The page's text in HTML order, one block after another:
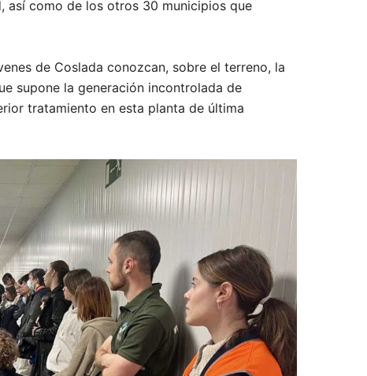
así como de los otros 30 municipios que
de Coslada conozcan, sobre el terreno, la
supone la generación incontrolada de
tratamiento en esta planta de última